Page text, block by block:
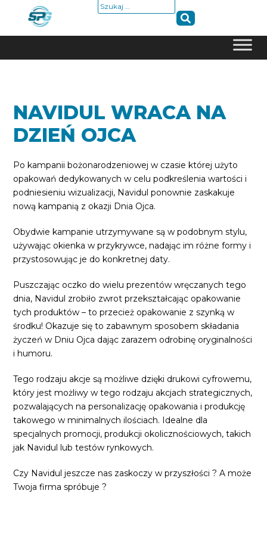
Szukaj:
NAVIDUL WRACA NA
DZIEŃ OJCA
Po kampanii bożonarodzeniowej w czasie której użyto
opakowań dedykowanych w celu podkreślenia wartości i
podniesieniu wizualizacji, Navidul ponownie zaskakuje
nową kampanią z okazji Dnia Ojca.
Obydwie kampanie utrzymywane są w podobnym stylu,
używając okienka w przykrywce, nadając im różne formy i
przystosowując je do konkretnej daty.
Puszczając oczko do wielu prezentów wręczanych tego
dnia, Navidul zrobiło zwrot przekształcając opakowanie
tych produktów – to przecież opakowanie z szynką w
środku! Okazuje się to zabawnym sposobem składania
życzeń w Dniu Ojca dając zarazem odrobinę oryginalności
i humoru.
Tego rodzaju akcje są możliwe dzięki drukowi cyfrowemu,
który jest możliwy w tego rodzaju akcjach strategicznych,
pozwalających na personalizację opakowania i produkcję
takowego w minimalnych ilościach. Idealne dla
specjalnych promocji, produkcji okolicznościowych, takich
jak Navidul lub testów rynkowych.
Czy Navidul jeszcze nas zaskoczy w przyszłości ? A może
Twoja firma spróbuje ?